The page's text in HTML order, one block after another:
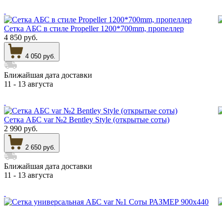
Сетка АБС в стиле Propeller 1200*700mm, пропеллер
4 850 руб.
4 050 руб.
Ближайшая дата доставки
11 - 13 августа
Сетка АБС var №2 Bentley Style (открытые соты)
2 990 руб.
2 650 руб.
Ближайшая дата доставки
11 - 13 августа